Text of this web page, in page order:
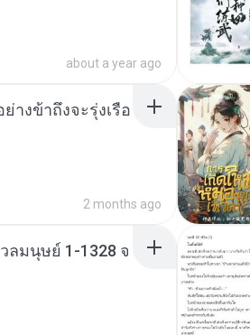
about a year ago
างข้าถึงจะรุ่งเรือ
2 months ago
ลมนุษย์ 1-1328 จ